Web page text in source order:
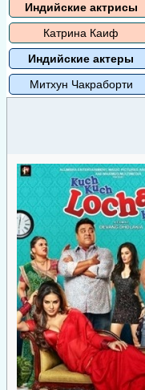
Индийские актрисы
Катрина Каиф
Индийские актеры
Митхун Чакраборти